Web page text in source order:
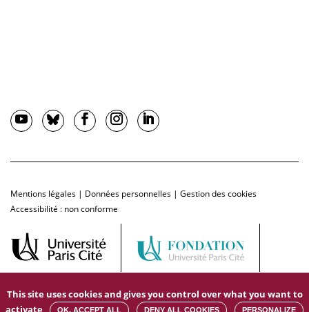
Mentions légales | Données personnelles | Gestion des cookies
Accessibilité : non conforme
This site uses cookies and gives you control over what you want to
activate
OK, ACCEPT ALL DENY ALL COOKIES PERSONALIZE